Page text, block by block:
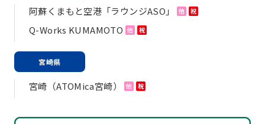
阿蘇くまもと空港「ラウンジASO」 他 祝
Q-Works KUMAMOTO 他 祝
宮崎県
宮崎（ATOMica宮崎） 他 祝